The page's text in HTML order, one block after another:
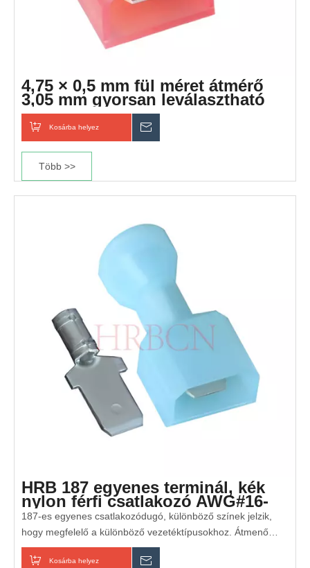
4,75 × 0,5 mm fül méret átmérő
3,05 mm gyorsan leválasztható
nylon csatlakozó
Kosárba helyez
Több >>
HRB 187 egyenes terminál, kék
nylon férfi csatlakozó AWG#16-
14-gyel
187-es egyenes csatlakozódugó, különböző színek jelzik,
hogy megfelelő a különböző vezetéktípusokhoz. Átmenő
furat, egyenes csatlakozó
Kosárba helyez